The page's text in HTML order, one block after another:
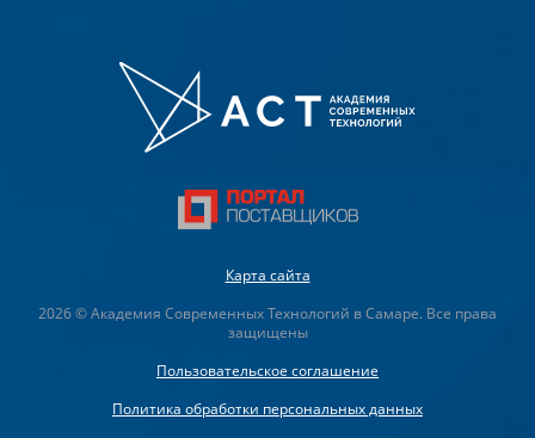
Карта сайта
2026 © Академия Современных Технологий в Самаре. Все права
защищены
Пользовательское соглашение
Политика обработки персональных данных